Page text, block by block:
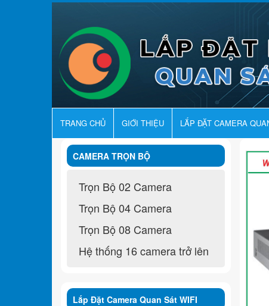
TRANG CHỦ GIỚI THIỆU LẮP ĐẶT CAMERA
CAMERA TRỌN BỘ
Trọn Bộ 02 Camera
Trọn Bộ 04 Camera
Trọn Bộ 08 Camera
Hệ thống 16 camera trở lên
Lắp Đặt Camera Quan Sát WIFI